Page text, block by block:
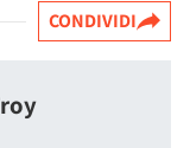
CONDIVIDI